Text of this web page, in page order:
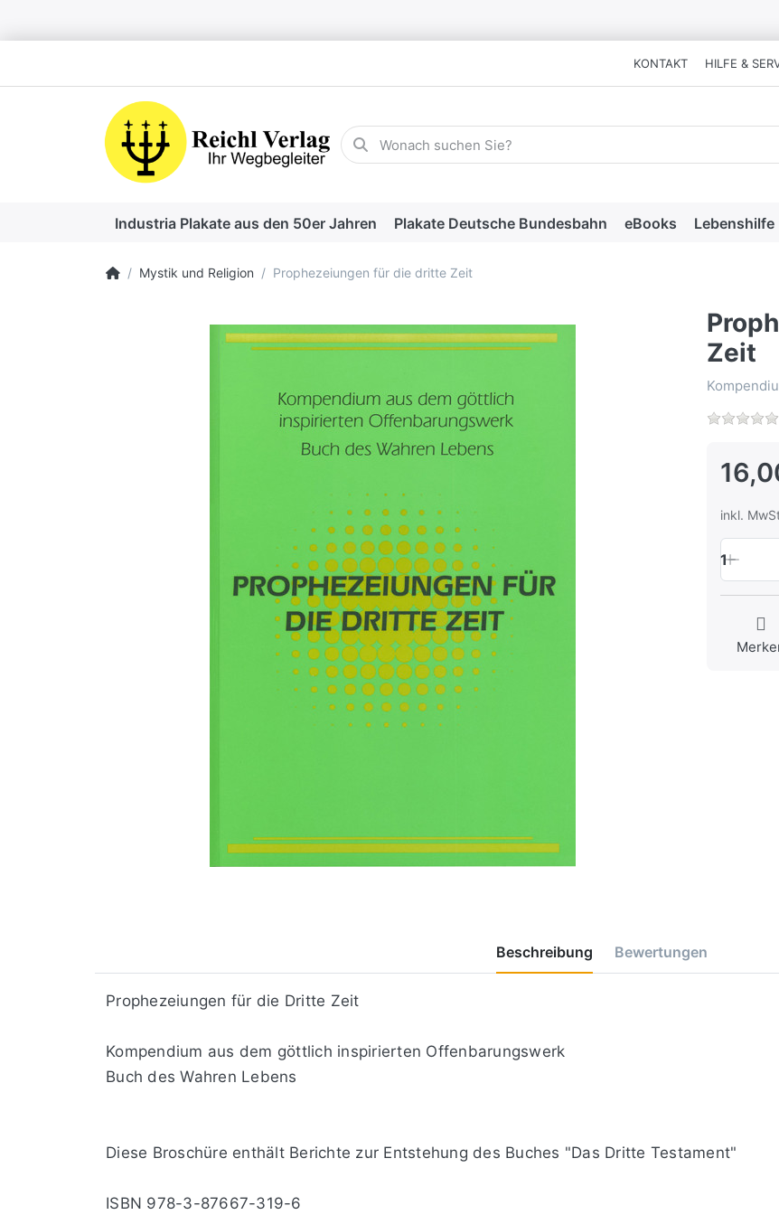
KONTAKT HILFE &
Geben Sie einen Suchbegriff ein. Während Sie tippen, erscheinen
Industria Plakate aus den 50er Jahren Plakate Deutsche Bundesbahn eBooks Lebenshilfe
Startseite
Mystik und Religion Prophezeiungen für die dritte Zeit
Zeit
inkl.
1
Beschreibung Bewertungen
Prophezeiungen für die Dritte Zeit
Kompendium aus dem göttlich inspirierten Offenbarungswerk
Buch des Wahren Lebens
Diese Broschüre enthält Berichte zur Entstehung des Buches "Das Dritte Testament"
ISBN 978-3-87667-319-6